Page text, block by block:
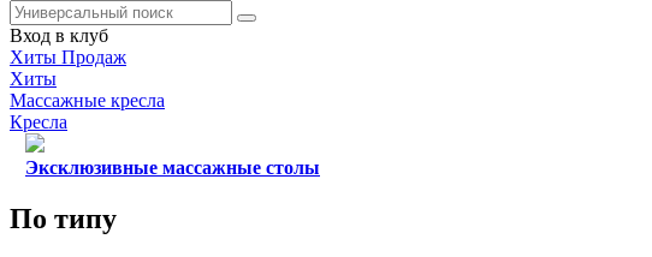
Вход в клуб
Хиты Продаж
Хиты
Массажные кресла
Кресла
Эксклюзивные массажные столы
По типу